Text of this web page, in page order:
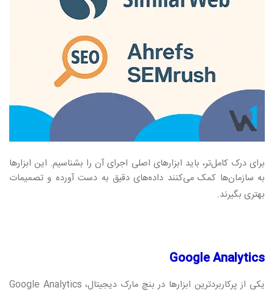
برای درک کامل‌تر، باید ابزارهای اصلی اجرای آن را بشناسیم. این ابزارها
به سازمان‌ها کمک می‌کنند داده‌های دقیق به دست آورده و تصمیمات
بهتری بگیرند.
Google Analytics
یکی از پرکاربردترین ابزارها در بنچ مارک دیجیتال، Google Analytics